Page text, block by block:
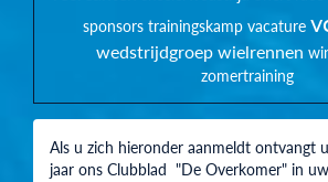
sponsors trainingskamp vacature
wedstrijdgroepwielrennen
zomertraining
Als u zich hieronder aanmeldt ontvangt
jaar ons Clubblad "De Overkomer" in